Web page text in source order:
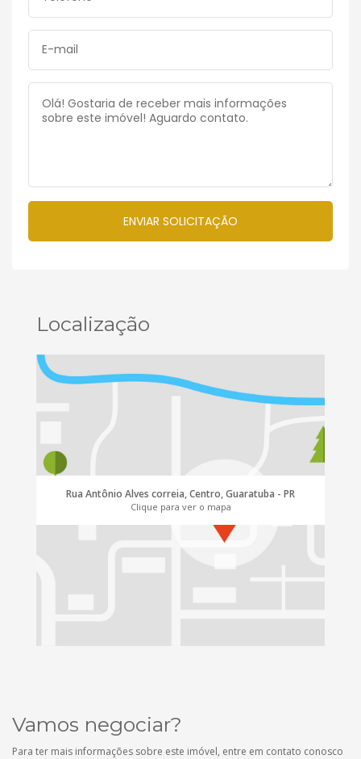
Localização
Rua Antônio Alves correia, Centro, Guaratuba - PR
Clique para ver o mapa
Vamos negociar?
Para ter mais informações sobre este imóvel, entre em contato conosco